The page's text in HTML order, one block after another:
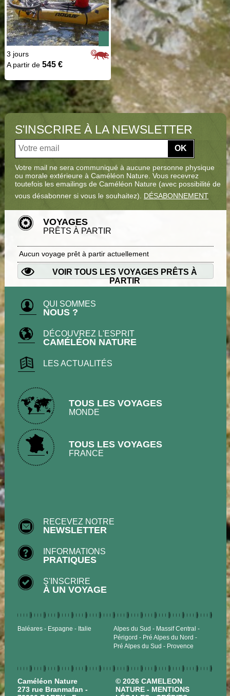
3 jours
A partir de545 €
S'INSCRIRE À LA NEWSLETTER
OK
Votre mail ne sera communiqué à aucune personne physique
ou morale extérieure à Caméléon Nature. Vous recevrez
toutefois les emailings de Caméléon Nature (avec possibilité de
vous désabonner si vous le souhaitez). DÉSABONNEMENT
VOYAGES
PRÊTS À PARTIR
Aucun voyage prêt à partir actuellement
VOIR TOUS LES VOYAGES PRÊTS À
PARTIR
QUI SOMMES
NOUS ?
DÉCOUVREZ L'ESPRIT
CAMÉLÉON NATURE
LES ACTUALITÉS
TOUS LES VOYAGES
MONDE
TOUS LES VOYAGES
FRANCE
RECEVEZ NOTRE
NEWSLETTER
INFORMATIONS
PRATIQUES
S'INSCRIRE
À UN VOYAGE
Baléares Espagne Italie Alpes du Sud
Massif Central
Périgord
Pré Alpes du Nord
Pré Alpes du Sud
Provence
Caméléon Nature
273 rue Branmafan -
© 2026 CAMELEON
NATURE - MENTIONS